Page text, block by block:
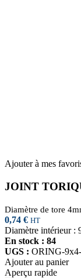
Ajouter à mes
JOINT
Diamètre de tore
0,74 € HT
Diamètre intérieur :
En stock : 84
UGS : ORING-
Ajouter au panier
Aperçu rapide